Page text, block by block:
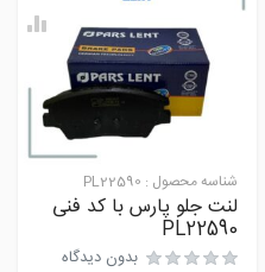
شناسه محصول : PL22590
لنت جلو پارس با کد فنی
PL22590
بدون دیدگاه